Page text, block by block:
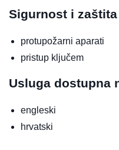
Sigurnost i zaštita
protupožarni aparati
pristup ključem
Usluga dostupna
engleski
hrvatski